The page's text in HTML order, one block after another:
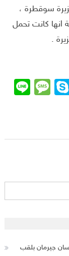
سوقطرة ،
كانت تحمل
.
Skype
جيرمان بلقب